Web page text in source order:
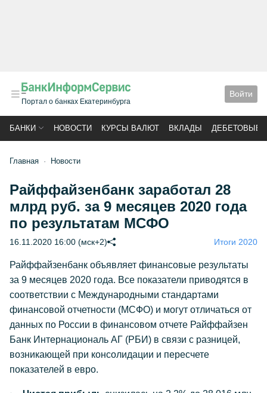
Портал о банках Екатеринбурга
Войти
БАНКИ НОВОСТИ КУРСЫ ВАЛЮТ ВКЛАДЫ ДЕБЕТОВЫЕ
Главная Новости
Райффайзенбанк заработал 28
млрд руб. за 9 месяцев 2020 года
по результатам МСФО
16.11.2020 16:00 (мск+2) Итоги 2020
Райффайзенбанк объявляет финансовые результаты
за 9 месяцев 2020 года. Все показатели приводятся в
соответствии с Международными стандартами
финансовой отчетности (МСФО) и могут отличаться от
данных по России в финансовом отчете Райффайзен
Банк Интернациональ АГ (РБИ) в связи с разницей,
возникающей при консолидации и пересчете
показателей в евро.